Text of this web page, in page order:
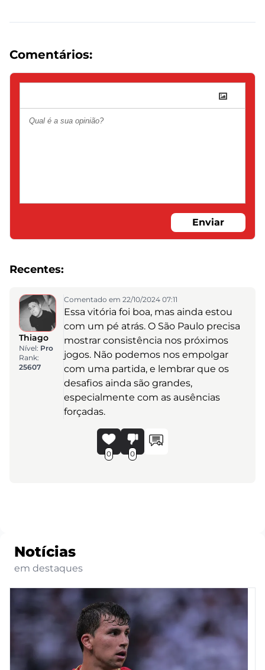
Comentários:
Enviar
Recentes:
Thiago
Nível: Pro
Rank:
25607
Comentado em 22/10/2024 07:11
Essa vitória foi boa, mas ainda estou
com um pé atrás. O São Paulo precisa
mostrar consistência nos próximos
jogos. Não podemos nos empolgar
com uma partida, e lembrar que os
desafios ainda são grandes,
especialmente com as ausências
forçadas.
0 0
Notícias
em destaques